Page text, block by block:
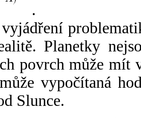
.
Planetky
povrch může mít
vypočítaná
Slunce.